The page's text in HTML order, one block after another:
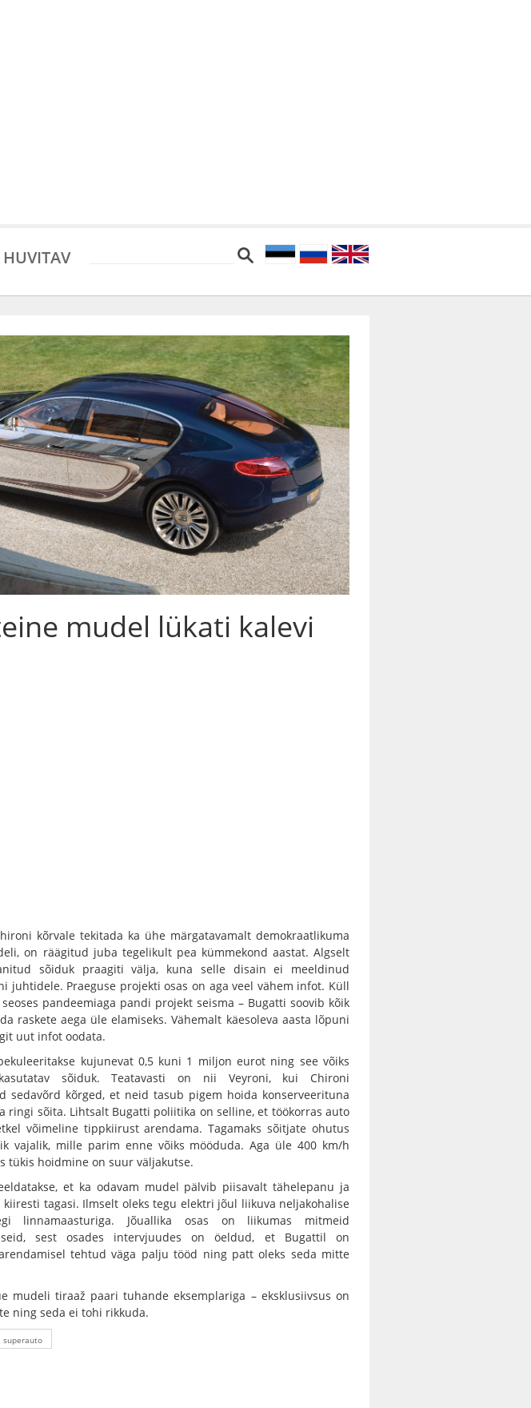
HUVITAV
mudel lükati kalevi
kõrvale tekitada ka ühe märgatavamalt demokraatlikuma
on räägitud juba tegelikult pea kümmekond aastat. Algselt
sõiduk praagiti välja, kuna selle disain ei meeldinud
juhtidele. Praeguse projekti osas on aga veel vähem infot. Küll
pandeemiaga pandi projekt seisma – Bugatti soovib kõik
raskete aega üle elamiseks. Vähemalt käesoleva aasta lõpuni
uut infot oodata.
kujunevat 0,5 kuni 1 miljon eurot ning see võiks
sõiduk. Teatavasti on nii Veyroni, kui Chironi
sedavõrd kõrged, et neid tasub pigem hoida konserveerituna
ringi sõita. Lihtsalt Bugatti poliitika on selline, et töökorras auto
võimeline tippkiirust arendama. Tagamaks sõitjate ohutus
vajalik, mille parim enne võiks mööduda. Aga üle 400 km/h
tükis hoidmine on suur väljakutse.
et ka odavam mudel pälvib piisavalt tähelepanu ja
tagasi. Ilmselt oleks tegu elektri jõul liikuva neljakohalise
linnamaasturiga. Jõuallika osas on liikumas mitmeid
sest osades intervjuudes on öeldud, et Bugattil on
tehtud väga palju tööd ning patt oleks seda mitte
mudeli tiraaž paari tuhande eksemplariga – eksklusiivsus on
ning seda ei tohi rikkuda.
superauto